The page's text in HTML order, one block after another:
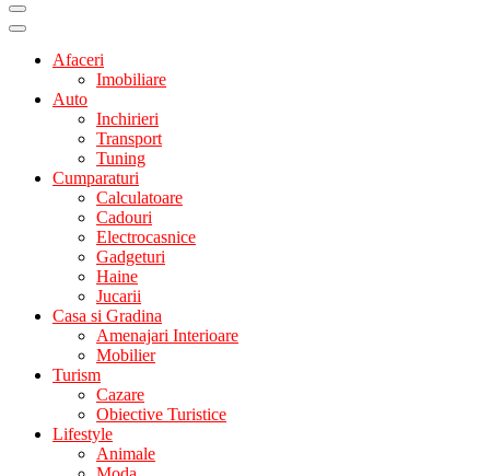
Afaceri
Imobiliare
Auto
Inchirieri
Transport
Tuning
Cumparaturi
Calculatoare
Cadouri
Electrocasnice
Gadgeturi
Haine
Jucarii
Casa si Gradina
Amenajari Interioare
Mobilier
Turism
Cazare
Obiective Turistice
Lifestyle
Animale